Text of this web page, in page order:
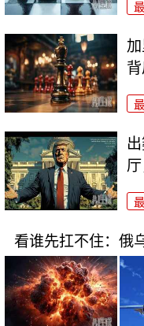
看谁先扛不住：俄